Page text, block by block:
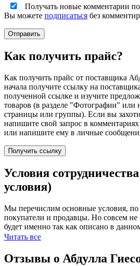
Получать новые комментарии
Вы можете подписаться без
Как получить прайс?
Как получить прайс от поставщика
начала получите ссылку на
полученной ссылке и изучите
товаров (в разделе "Фотографии" или
страницы или группы). Если вы
напишите свой запрос в
или напишите ему в личные
Получить ссылку
Условия
условия)
Мы перечислим основные условия,
покупатели и продавцы. Но совсем не
будет именно так как описано в
сотрудничество индивидуально.
📞 Как связаться с продавцом?
Читать все
Отзывы о Абдулла